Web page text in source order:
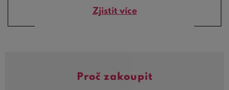
Zjistit více
Proč zakoupit